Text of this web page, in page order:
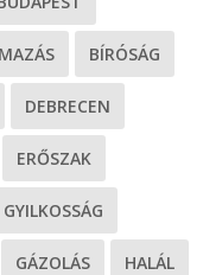
BÍRÓSÁG
DEBRECEN
ERŐSZAK
GYILKOSSÁG
GÁZOLÁS HALÁL